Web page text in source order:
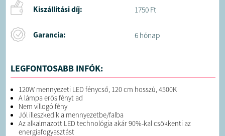
Kiszállítási díj: 1750 Ft
Garancia: 6 hónap
LEGFONTOSABB INFÓK:
120W mennyezeti LED fénycső, 120 cm hosszú, 4500K
A lámpa erős fényt ad
Nem villogó fény
Jól illeszkedik a mennyezetbe/falba
Az alkalmazott LED technológia akár 90%-kal csökkenti az
energiafogyasztást